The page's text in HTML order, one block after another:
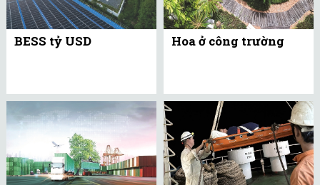
BESS tỷ USD Hoa ở công trường